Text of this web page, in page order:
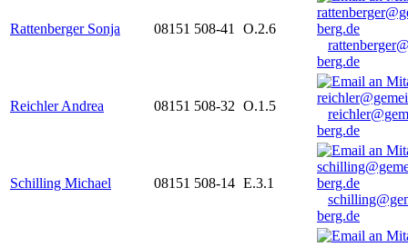
Rattenberger Sonja 08151 508-41
O.2.6
berg.de
Reichler Andrea 08151 508-32 O.1.5
berg.de
Schilling Michael 08151 508-14 E.3.1
berg.de